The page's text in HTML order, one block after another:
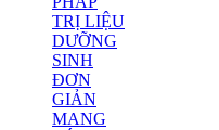
TRỊ LIỆU
DƯỠNG
SINH
ĐƠN
GIẢN
MANG